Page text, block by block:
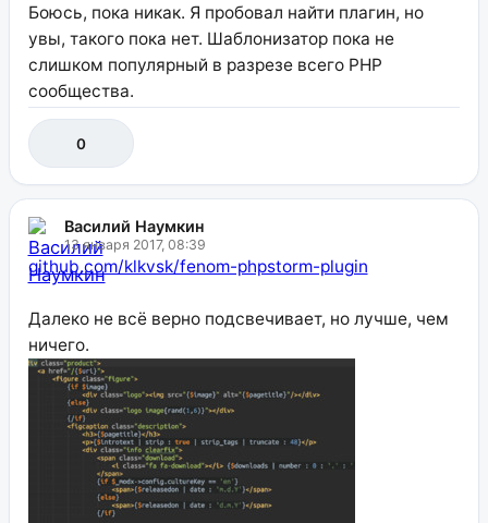
Боюсь, пока никак. Я пробовал найти плагин, но
увы, такого пока нет. Шаблонизатор пока не
слишком популярный в разрезе всего PHP
сообщества.
0
Василий Наумкин
13 января 2017, 08:39
github.com/klkvsk/fenom-phpstorm-plugin
Далеко не всё верно подсвечивает, но лучше, чем
ничего.